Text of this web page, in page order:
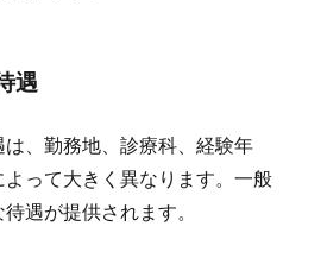
遇
、勤務地、診療科、経験年
って大きく異なります。一般
遇が提供されます。